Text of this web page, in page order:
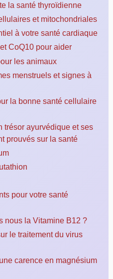
la santé thyroïdienne
et mitochondriales
à votre santé cardiaque
CoQ10 pour aider
les animaux
menstruels et signes à
la bonne santé cellulaire
trésor ayurvédique et ses
prouvés sur la santé
pour votre santé
nous la Vitamine B12 ?
le traitement du virus
carence en magnésium